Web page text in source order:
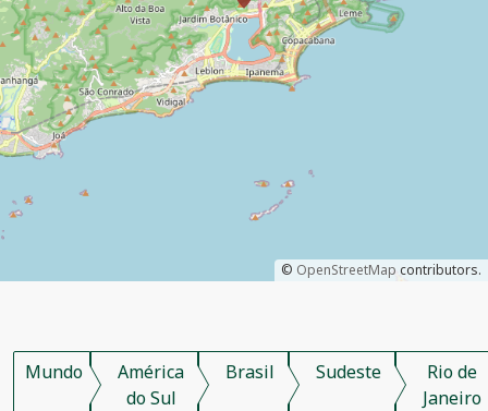
© OpenStreetMap contributors.
Mundo
América
do Sul
Brasil Sudeste
Rio de
Janeiro